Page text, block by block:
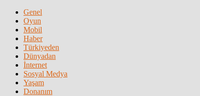
Genel
Oyun
Mobil
Haber
Türkiyeden
Dünyadan
İnternet
Sosyal Medya
Yaşam
Donanım